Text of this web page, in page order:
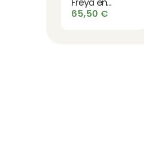
mélèze
65,50 €